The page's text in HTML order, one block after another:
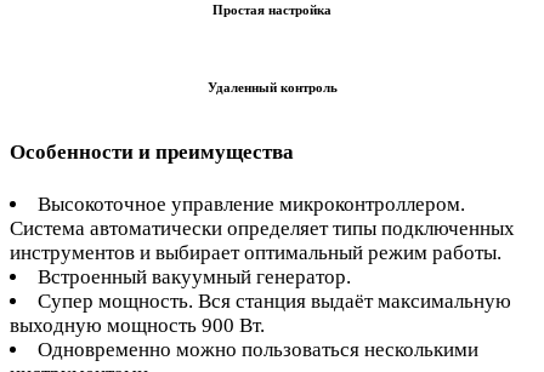
Простая настройка
Удаленный контроль
Особенности и преимущества
Высокоточное управление микроконтроллером.
Система автоматически определяет типы подключенных
инструментов и выбирает оптимальный режим работы.
Встроенный вакуумный генератор.
Супер мощность. Вся станция выдаёт максимальную
выходную мощность 900 Вт.
Одновременно можно пользоваться несколькими